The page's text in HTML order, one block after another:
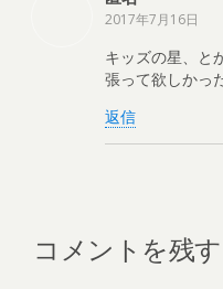
2017年7月16日
キッズの星、と
張って欲しかっ
返信
コメントを残す